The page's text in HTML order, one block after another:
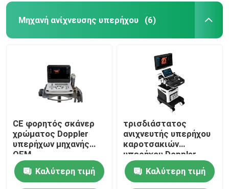
Μηχανή ανίχνευσης υπερήχου (6)
CE φορητός σκάνερ
χρώματος Doppler
υπερήχων μηχανής
OEM
Καλύτερη τιμή
τρισδιάστατος
ανιχνευτής υπερήχου
καροτσακιών
υπερήχου Doppler
χρώματος 4D 5D για
OB GYNΚαλύτερη τιμή